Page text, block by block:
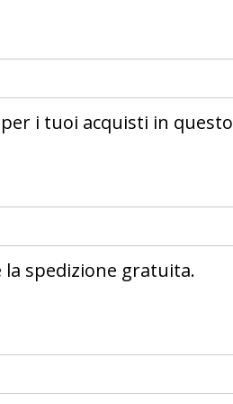
i tuoi acquisti in questo
la spedizione gratuita.